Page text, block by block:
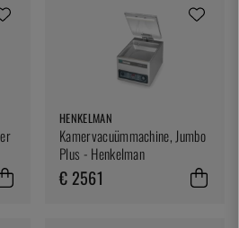
HENKELMAN
Kamervacuümmachine, Jumbo
Plus - Henkelman
€ 2561